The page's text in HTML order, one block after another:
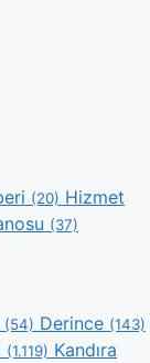
(20) Hizmet
(37)
(54) Derince (143)
(1.119) Kandıra